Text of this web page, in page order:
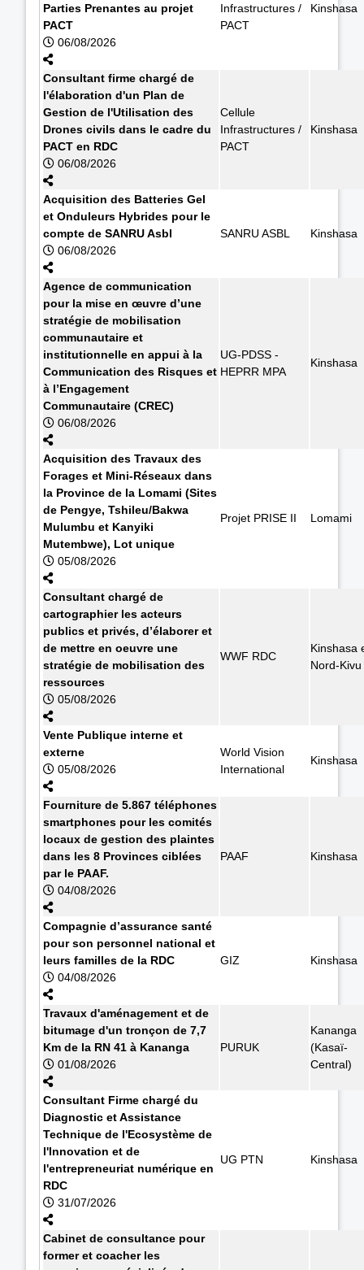
Parties Prenantes au projet
PACT
06/08/2026
Infrastructures /
PACT
Kinshasa
Consultant firme chargé de
l'élaboration d'un Plan de
Gestion de l'Utilisation des
Drones civils dans le cadre du
PACT en RDC
06/08/2026
Cellule
Infrastructures /
PACT
Kinshasa
Acquisition des Batteries Gel
et Onduleurs Hybrides pour le
compte de SANRU Asbl
06/08/2026
SANRU ASBL Kinshasa
Agence de communication
pour la mise en œuvre d’une
stratégie de mobilisation
communautaire et
institutionnelle en appui à la
Communication des Risques et
à l’Engagement
Communautaire (CREC)
06/08/2026
UG-PDSS -
HEPRR MPA
Kinshasa
Acquisition des Travaux des
Forages et Mini-Réseaux dans
la Province de la Lomami (Sites
de Pengye, Tshileu/Bakwa
Mulumbu et Kanyiki
Mutembwe), Lot unique
05/08/2026
Projet PRISE II Lomami
Consultant chargé de
cartographier les acteurs
publics et privés, d’élaborer et
de mettre en oeuvre une
stratégie de mobilisation des
ressources
05/08/2026
WWF RDC
Kinshasa
Nord-Kivu
Vente Publique interne et
externe
05/08/2026
World Vision
International
Kinshasa
Fourniture de 5.867 téléphones
smartphones pour les comités
locaux de gestion des plaintes
dans les 8 Provinces ciblées
par le PAAF.
04/08/2026
PAAF Kinshasa
Compagnie d’assurance santé
pour son personnel national et
leurs familles de la RDC
04/08/2026
GIZ Kinshasa
Travaux d'aménagement et de
bitumage d'un tronçon de 7,7
Km de la RN 41 à Kananga
01/08/2026
PURUK
Kananga
(Kasaï-
Central)
Consultant Firme chargé du
Diagnostic et Assistance
Technique de l'Ecosystème de
l'Innovation et de
l'entrepreneuriat numérique en
RDC
31/07/2026
UG PTN Kinshasa
Cabinet de consultance pour
former et coacher les